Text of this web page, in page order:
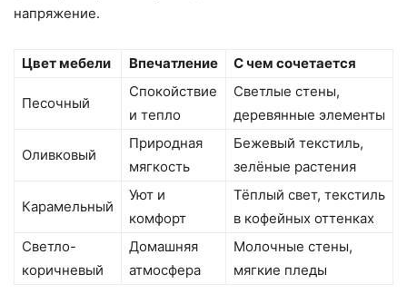
напряжение.
Цвет мебели Впечатление С чем сочетается
Песочный
Спокойствие
и тепло
Светлые стены,
деревянные элементы
Оливковый
Природная
мягкость
Бежевый текстиль,
зелёные растения
Карамельный
Уют и
комфорт
Тёплый свет, текстиль
в кофейных оттенках
Светло-
коричневый
Домашняя
атмосфера
Молочные стены,
мягкие пледы